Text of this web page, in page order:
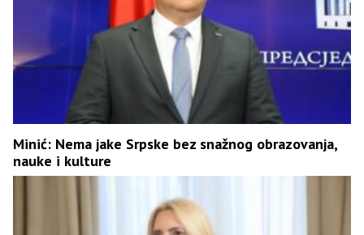
Minić: Nema jake Srpske bez snažnog obrazovanja,
nauke i kulture